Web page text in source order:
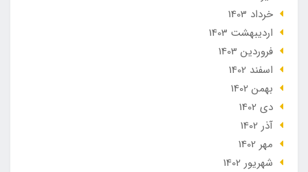
خرداد 1403
ارديبهشت 1403
فروردین 1403
اسفند 1402
بهمن 1402
دی 1402
آذر 1402
مهر 1402
شهریور 1402